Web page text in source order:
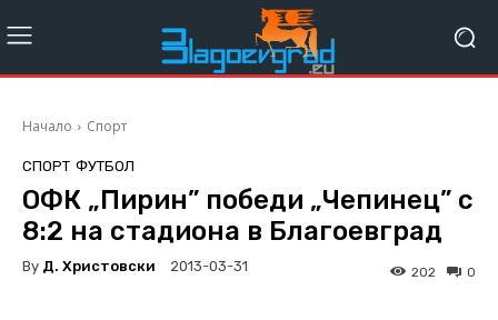
Начало Спорт
СПОРТ ФУТБОЛ
ОФК „Пирин” победи „Чепинец” с
8:2 на стадиона в Благоевград
By Д. Христовски 2013-03-31 0
202